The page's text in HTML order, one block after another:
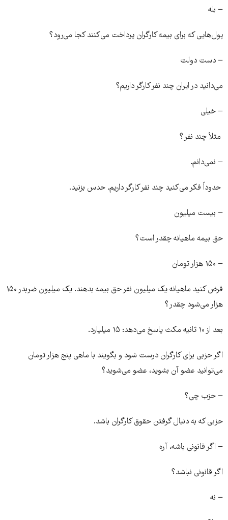
− بله
پول‌هایی که برای بیمه کارگران پرداخت می‌کنند کجا می‌رود؟
− دست دولت
می‌دانید در ایران چند نفر کارگر داریم؟
− خیلی
مثلاً چند نفر؟
− نمی‌دانم.
حدوداً فکر می‌کنید چند نفر کارگر داریم. حدس بزنید.
− بیست میلیون
حق بیمه ماهیانه چقدر است؟
− ۱۵۰ هزار تومان
فرض کنید ماهیانه یک میلیون نفر حق بیمه بدهند. یک میلیون ضربدر ۱۵۰
هزار می‌شود چقدر؟
بعد از ۱۰ ثانیه مکث پاسخ می‌دهد: ۱۵ میلیارد.
اگر حزبی برای کارگران درست شود و بگویند با ماهی پنج هزار تومان
می‌توانید عضو آن بشوید، عضو می‌شوید؟
− حزب چی؟
حزبی که به دنبال گرفتن حقوق کارگران باشد.
− اگر قانونی باشه، آره
اگر قانونی نباشد؟
− نه